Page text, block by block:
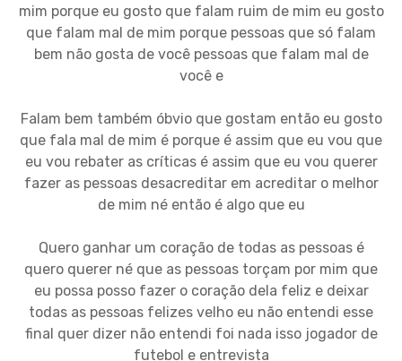
mim porque eu gosto que falam ruim de mim eu gosto
que falam mal de mim porque pessoas que só falam
bem não gosta de você pessoas que falam mal de
você e
Falam bem também óbvio que gostam então eu gosto
que fala mal de mim é porque é assim que eu vou que
eu vou rebater as críticas é assim que eu vou querer
fazer as pessoas desacreditar em acreditar o melhor
de mim né então é algo que eu
Quero ganhar um coração de todas as pessoas é
quero querer né que as pessoas torçam por mim que
eu possa posso fazer o coração dela feliz e deixar
todas as pessoas felizes velho eu não entendi esse
final quer dizer não entendi foi nada isso jogador de
futebol e entrevista